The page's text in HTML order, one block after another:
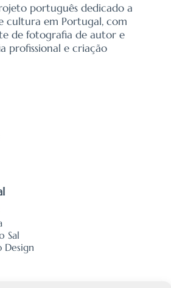
português dedicado a
cultura em Portugal, com
de fotografia de autor e
profissional e criação
Sal